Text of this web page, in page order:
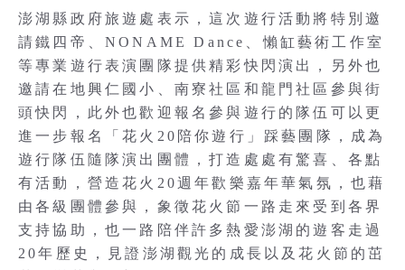
澎湖縣政府旅遊處表示，這次遊行活動將特別邀
請鐵四帝、NONAME Dance、懶缸藝術工作室
等專業遊行表演團隊提供精彩快閃演出，另外也
邀請在地興仁國小、南寮社區和龍門社區參與街
頭快閃，此外也歡迎報名參與遊行的隊伍可以更
進一步報名「花火20陪你遊行」踩藝團隊，成為
遊行隊伍隨隊演出團體，打造處處有驚喜、各點
有活動，營造花火20週年歡樂嘉年華氣氛，也藉
由各級團體參與，象徵花火節一路走來受到各界
支持協助，也一路陪伴許多熱愛澎湖的遊客走過
20年歷史，見證澎湖觀光的成長以及花火節的茁